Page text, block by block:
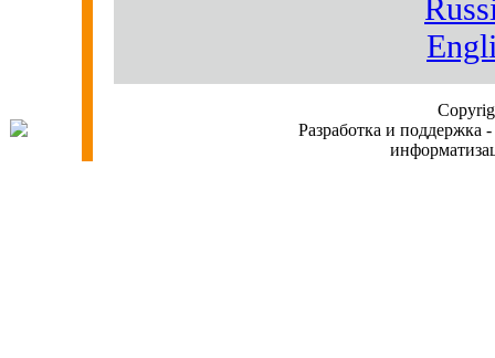
Разработка и поддержка